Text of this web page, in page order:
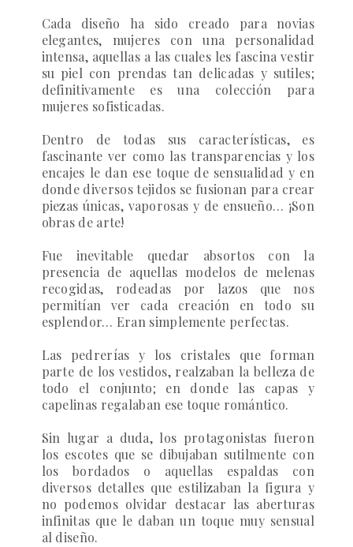
Cada diseño ha sido creado para novias
elegantes, mujeres con una personalidad
intensa, aquellas a las cuales les fascina vestir
su piel con prendas tan delicadas y sutiles;
definitivamente es una colección para
mujeres sofisticadas.
Dentro de todas sus características, es
fascinante ver como las transparencias y los
encajes le dan ese toque de sensualidad y en
donde diversos tejidos se fusionan para crear
piezas únicas, vaporosas y de ensueño… ¡Son
obras de arte!
Fue inevitable quedar absortos con la
presencia de aquellas modelos de melenas
recogidas, rodeadas por lazos que nos
permitían ver cada creación en todo su
esplendor… Eran simplemente perfectas.
Las pedrerías y los cristales que forman
parte de los vestidos, realzaban la belleza de
todo el conjunto; en donde las capas y
capelinas regalaban ese toque romántico.
Sin lugar a duda, los protagonistas fueron
los escotes que se dibujaban sutilmente con
los bordados o aquellas espaldas con
diversos detalles que estilizaban la figura y
no podemos olvidar destacar las aberturas
infinitas que le daban un toque muy sensual
al diseño.